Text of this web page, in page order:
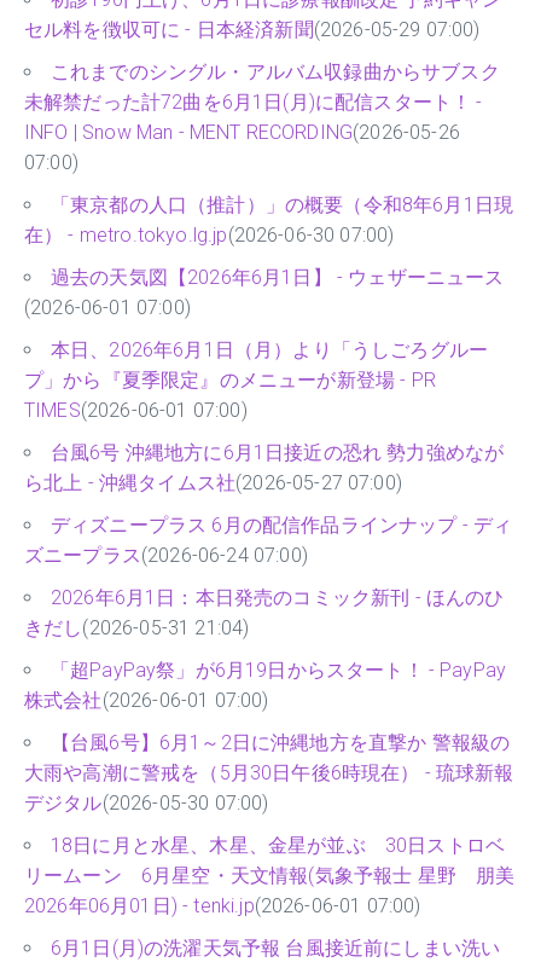
セル料を徴収可に - 日本経済新聞(2026-05-29 07:00)
これまでのシングル・アルバム収録曲からサブスク
未解禁だった計72曲を6月1日(月)に配信スタート！ -
INFO | Snow Man - MENT RECORDING(2026-05-26
07:00)
「東京都の人口（推計）」の概要（令和8年6月1日現
在） - metro.tokyo.lg.jp(2026-06-30 07:00)
過去の天気図【2026年6月1日】 - ウェザーニュース
(2026-06-01 07:00)
本日、2026年6月1日（月）より「うしごろグルー
プ」から『夏季限定』のメニューが新登場 - PR
TIMES(2026-06-01 07:00)
台風6号 沖縄地方に6月1日接近の恐れ 勢力強めなが
ら北上 - 沖縄タイムス社(2026-05-27 07:00)
ディズニープラス 6月の配信作品ラインナップ - ディ
ズニープラス(2026-06-24 07:00)
2026年6月1日：本日発売のコミック新刊 - ほんのひ
きだし(2026-05-31 21:04)
「超PayPay祭」が6月19日からスタート！ - PayPay
株式会社(2026-06-01 07:00)
【台風6号】6月1～2日に沖縄地方を直撃か 警報級の
大雨や高潮に警戒を（5月30日午後6時現在） - 琉球新報
デジタル(2026-05-30 07:00)
18日に月と水星、木星、金星が並ぶ 30日ストロベ
リームーン 6月星空・天文情報(気象予報士 星野 朋美
2026年06月01日) - tenki.jp(2026-06-01 07:00)
6月1日(月)の洗濯天気予報 台風接近前にしまい洗い